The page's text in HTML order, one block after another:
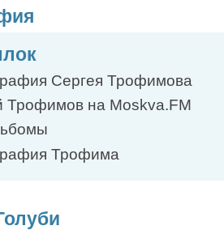
Сергея Трофимова
Трофимов на Moskva.FM
Трофима